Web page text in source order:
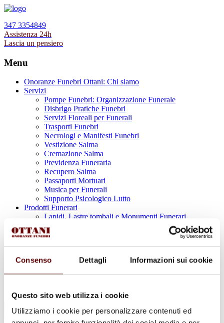
Consenso Dettagli Informazioni sui cookie
Questo sito web utilizza i cookie
Utilizziamo i cookie per personalizzare contenuti ed
347 3354849
Assistenza 24h
Lascia un pensiero
Menu
Onoranze Funebri Ottani: Chi siamo
Servizi
Pompe Funebri: Organizzazione Funerale
Disbrigo Pratiche Funebri
Servizi Floreali per Funerali
Trasporti Funebri
Necrologi e Manifesti Funebri
Vestizione Salma
Cremazione Salma
Previdenza Funeraria
Recupero Salma
Passaporti Mortuari
Musica per Funerali
Supporto Psicologico Lutto
Prodotti Funerari
Lapidi, Lastre tombali e Monumenti Funerari
Urne Cinerarie
Allestimento Funebre
Necrologi
per: